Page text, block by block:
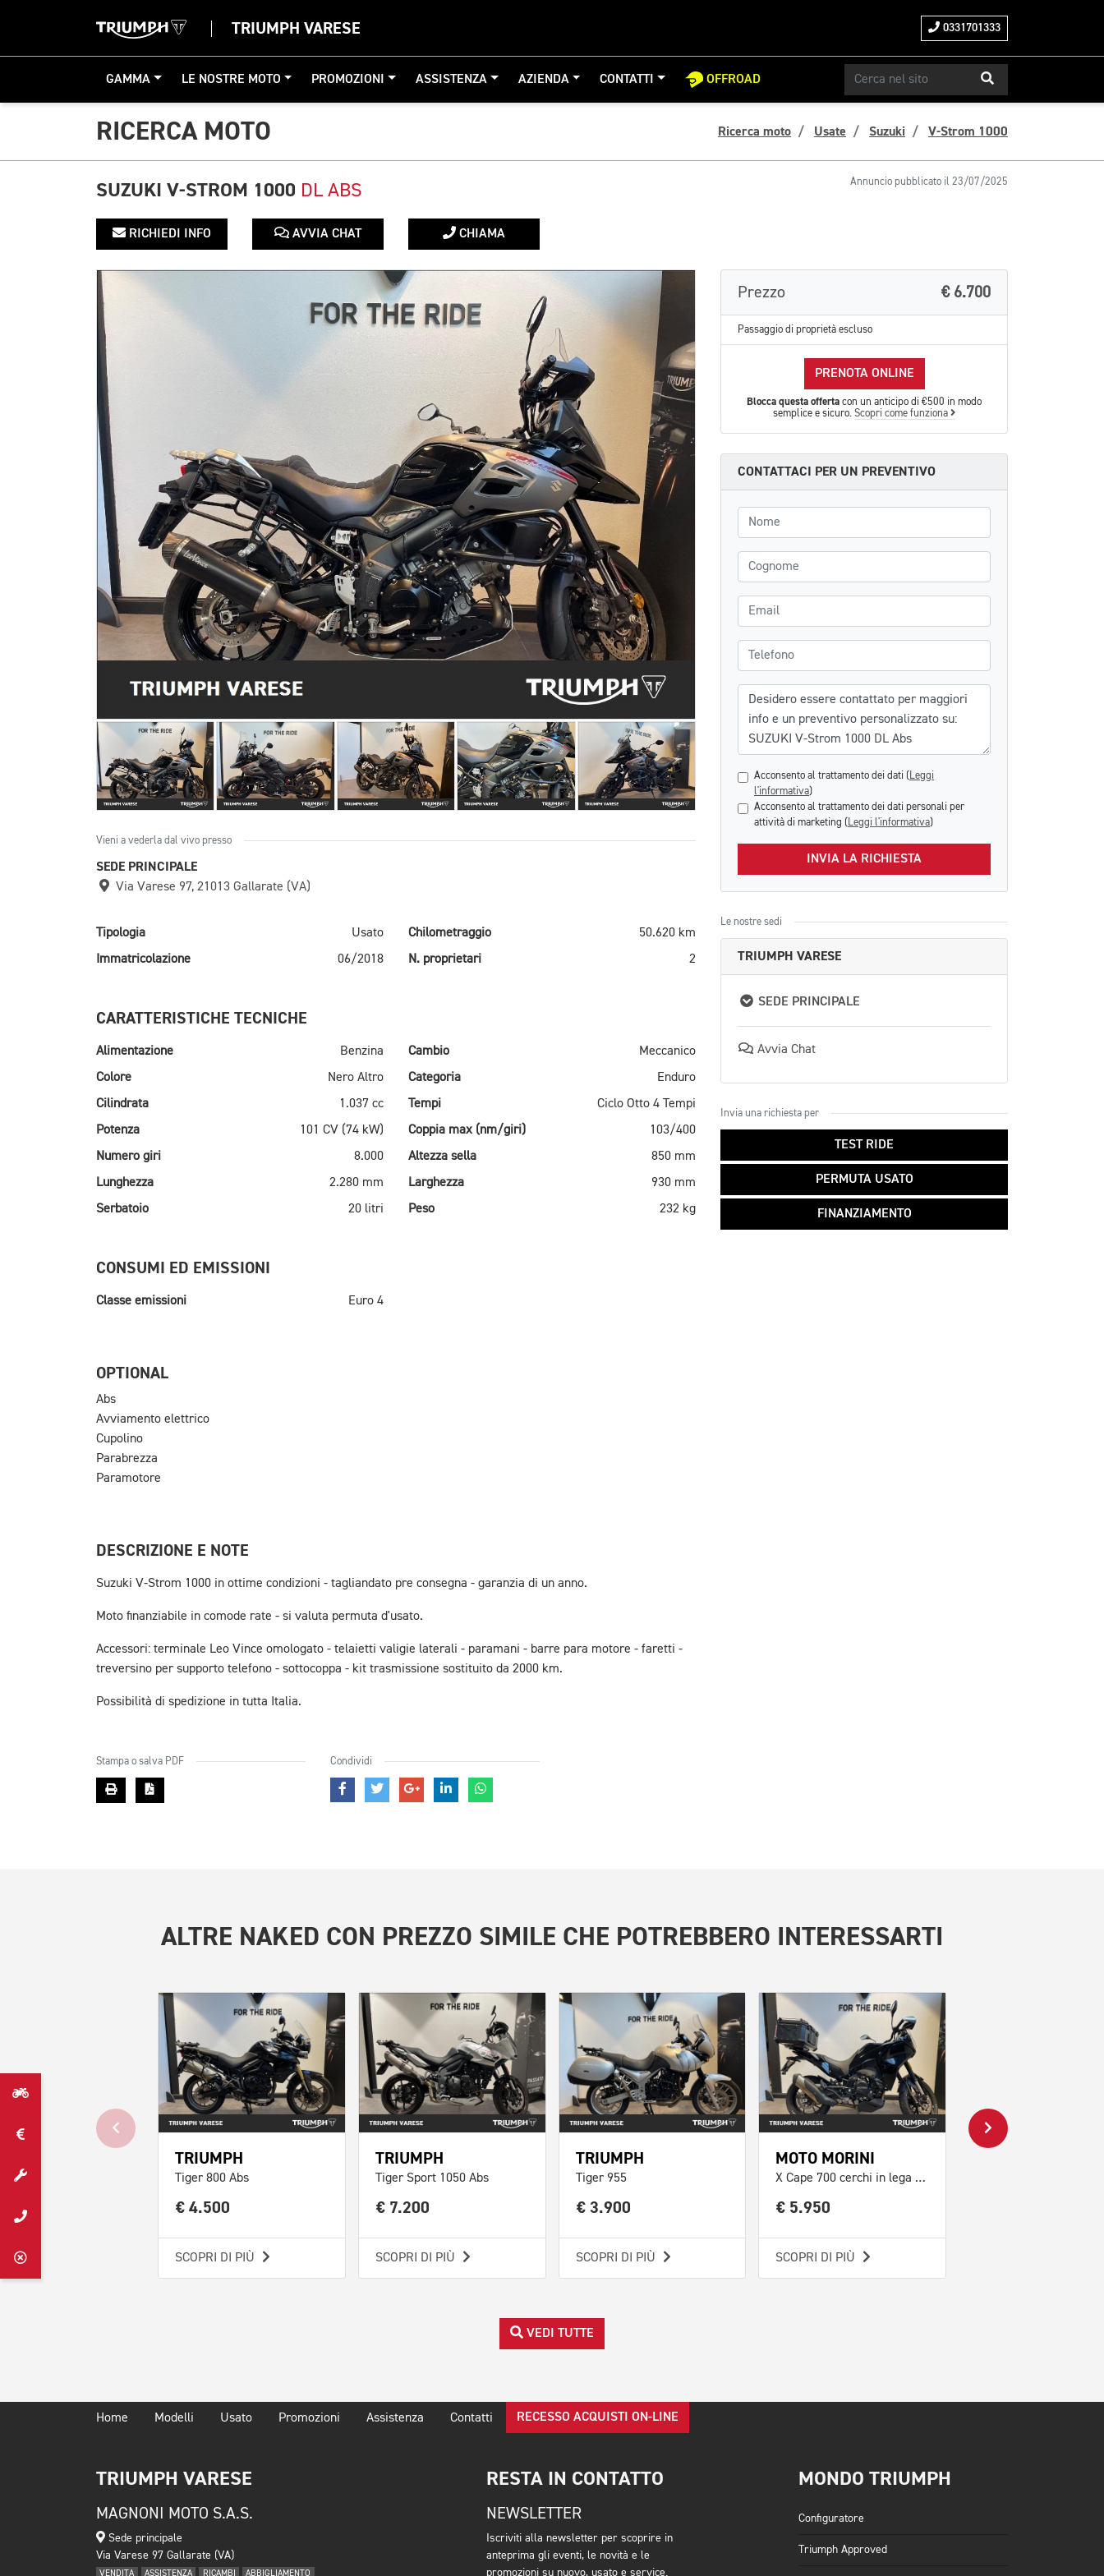
TRIUMPH VARESE 0331701333
GAMMA LE NOSTRE MOTO PROMOZIONI ASSISTENZA AZIENDA CONTATTI OFFROAD
RICERCA MOTO Ricerca moto Usate Suzuki V-Strom 1000
Annuncio pubblicato il 23/07/2025
SUZUKI V-STROM 1000 DL ABS
RICHIEDI INFO AVVIA CHAT CHIAMA
Vieni a vederla dal vivo presso
SEDE PRINCIPALE
Via Varese 97, 21013 Gallarate (VA)
Tipologia Usato Chilometraggio
50.620 km
Immatricolazione
06/2018 N. proprietari 2
CARATTERISTICHE TECNICHE
Alimentazione Benzina Cambio
Meccanico
Colore
Nero Altro Categoria
Enduro
Cilindrata
1.037 cc Tempi
Ciclo Otto 4 Tempi
Potenza
101 CV (74 kW) Coppia max (nm/giri)
103/400
Numero giri
8.000 Altezza sella
850 mm
Lunghezza
2.280 mm Larghezza
930 mm
Serbatoio
20 litri Peso 232 kg
CONSUMI ED EMISSIONI
Classe emissioni Euro 4
OPTIONAL
Abs
Avviamento elettrico
Cupolino
Parabrezza
Paramotore
DESCRIZIONE E NOTE
Suzuki V-Strom 1000 in ottime condizioni - tagliandato pre consegna - garanzia di un anno.
Moto finanziabile in comode rate - si valuta permuta d'usato.
Accessori: terminale Leo Vince omologato - telaietti valigie laterali - paramani - barre para motore - faretti -
treversino per supporto telefono - sottocoppa - kit trasmissione sostituito da 2000 km.
Possibilità di spedizione in tutta Italia.
Prezzo € 6.700
Passaggio di proprietà escluso
PRENOTA ONLINE
Blocca questa offerta con un anticipo di €500 in modo
semplice e sicuro. Scopri come funziona
CONTATTACI PER UN PREVENTIVO
Nome
Cognome
Email
Telefono
Messaggio
Acconsento al trattamento dei dati ( Leggi
l'informativa)
Acconsento al trattamento dei dati personali per
attività di marketing ( Leggi l'informativa)
INVIA LA RICHIESTA
Le nostre sedi
TRIUMPH VARESE
SEDE PRINCIPALE
Avvia Chat
Invia una richiesta per
TEST RIDE
PERMUTA USATO
FINANZIAMENTO
Stampa o salva PDF Condividi
ALTRE NAKED CON PREZZO SIMILE CHE POTREBBERO INTERESSARTI
TRIUMPH
Tiger 800 Abs
€ 4.500
SCOPRI DI PIÙ
TRIUMPH
Tiger Sport 1050 Abs
€ 7.200
SCOPRI DI PIÙ
TRIUMPH
Tiger 955
€ 3.900
SCOPRI DI PIÙ
MOTO MORINI
X Cape 700 cerchi in lega Abs
€ 5.950
SCOPRI DI PIÙ
VEDI TUTTE
Home Modelli Usato Promozioni Assistenza Contatti RECESSO ACQUISTI ON-LINE
TRIUMPH VARESE
MAGNONI MOTO S.A.S.
Sede principale
Via Varese 97 Gallarate (VA)
VENDITA ASSISTENZA RICAMBI ABBIGLIAMENTO
RESTA IN CONTATTO
NEWSLETTER
Iscriviti alla newsletter per scoprire in
anteprima gli eventi, le novità e le
promozioni su nuovo, usato e service.
MONDO TRIUMPH
Configuratore
Triumph Approved